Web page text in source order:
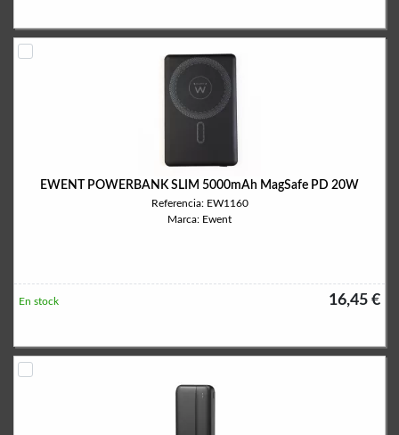
EWENT POWERBANK SLIM 5000mAh MagSafe PD 20W
Referencia: EW1160
Marca: Ewent
16,45 €
En stock